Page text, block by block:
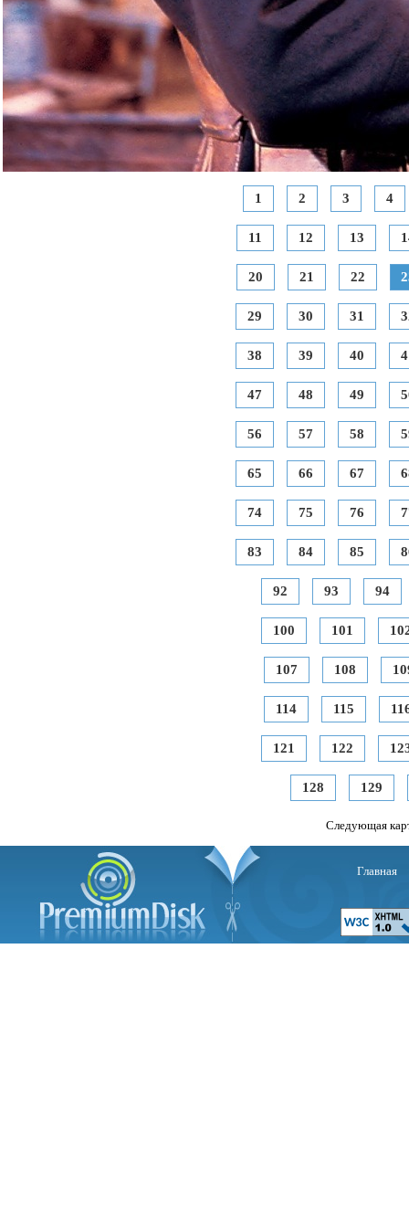
1 2 3 4
11 12 13
20 21 22
29 30 31
38 39 40
47 48 49
56 57 58
65 66 67
74 75 76
83 84 85
92 93 94
100 101
107 108
114 115
121 122
128 129
Следующая
Главная